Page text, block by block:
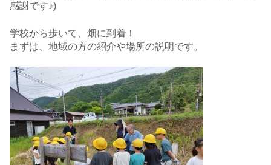
感謝です♪)
学校から歩いて、畑に到着！
まずは、地域の方の紹介や場所の説明です。